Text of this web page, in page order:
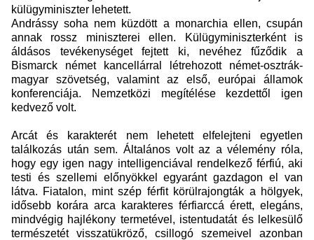
külügyminiszter lehetett.
Andrássy soha nem küzdött a monarchia ellen, csupán
annak rossz miniszterei ellen. Külügyminiszterként is
áldásos tevékenységet fejtett ki, nevéhez fűződik a
Bismarck német kancellárral létrehozott német-osztrák-
magyar szövetség, valamint az első, európai államok
konferenciája. Nemzetközi megítélése kezdettől igen
kedvező volt.
Arcát és karakterét nem lehetett elfelejteni egyetlen
találkozás után sem. Általános volt az a vélemény róla,
hogy egy igen nagy intelligenciával rendelkező férfiú, aki
testi és szellemi előnyökkel egyaránt gazdagon el van
látva. Fiatalon, mint szép férfit körülrajongták a hölgyek,
idősebb korára arca karakteres férfiarccá érett, elegáns,
mindvégig hajlékony termetével, istentudatát és lelkesülő
természetét visszatükröző, csillogó szemeivel azonban